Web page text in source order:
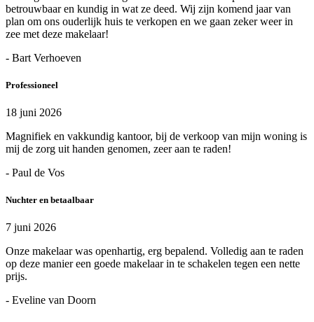
betrouwbaar en kundig in wat ze deed. Wij zijn komend jaar van
plan om ons ouderlijk huis te verkopen en we gaan zeker weer in
zee met deze makelaar!
- Bart Verhoeven
Professioneel
18 juni 2026
Magnifiek en vakkundig kantoor, bij de verkoop van mijn woning is
mij de zorg uit handen genomen, zeer aan te raden!
- Paul de Vos
Nuchter en betaalbaar
7 juni 2026
Onze makelaar was openhartig, erg bepalend. Volledig aan te raden
op deze manier een goede makelaar in te schakelen tegen een nette
prijs.
- Eveline van Doorn